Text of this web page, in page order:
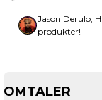
Jason Derulo,
produkter!
OMTALER